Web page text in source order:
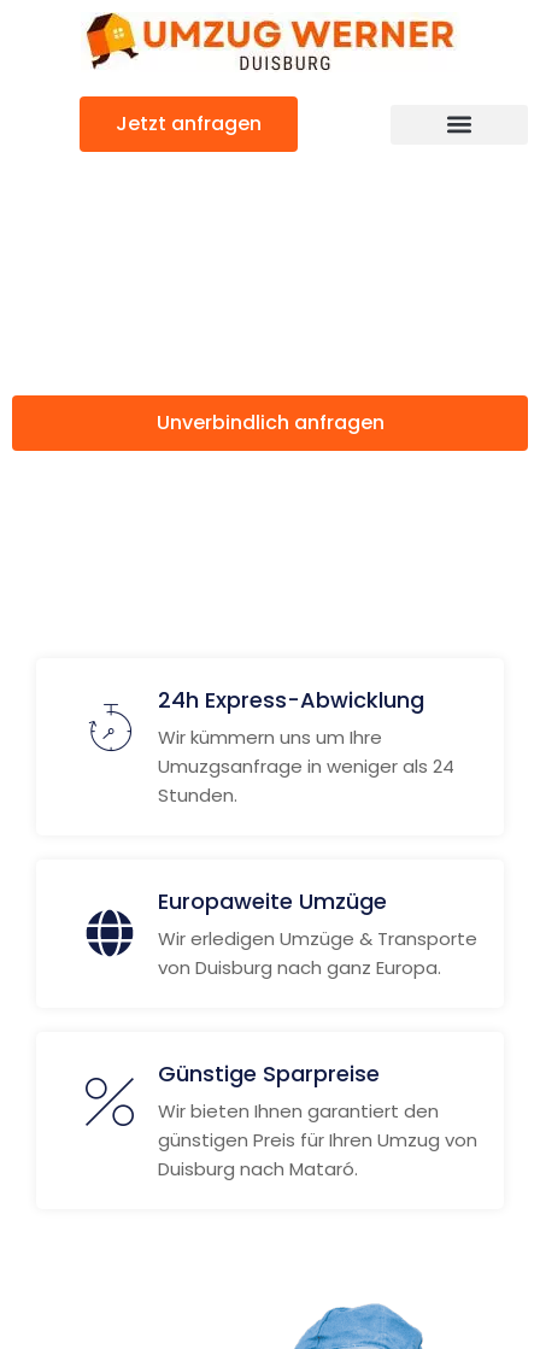
Jetzt anfragen
Unverbindlich anfragen
24h Express-Abwicklung
Wir kümmern uns um Ihre
Umuzgsanfrage in weniger als 24
Stunden.
Europaweite Umzüge
Wir erledigen Umzüge & Transporte
von Duisburg nach ganz Europa.
Günstige Sparpreise
Wir bieten Ihnen garantiert den
günstigen Preis für Ihren Umzug von
Duisburg nach Mataró.